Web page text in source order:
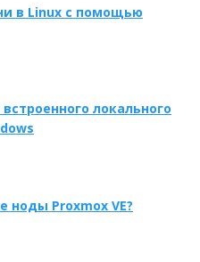
в Linux с помощью
локального
ноды Proxmox VE?